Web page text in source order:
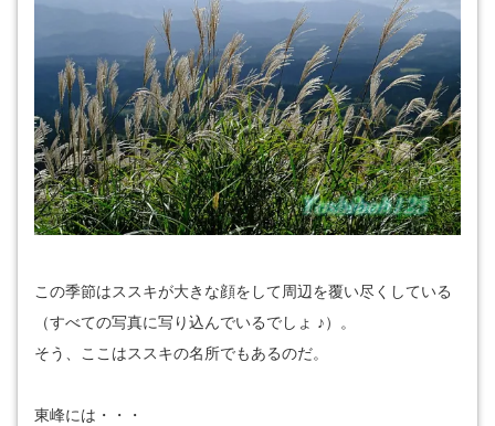
この季節はススキが大きな顔をして周辺を覆い尽くしている
（すべての写真に写り込んでいるでしょ ♪）。
そう、ここはススキの名所でもあるのだ。
東峰には・・・